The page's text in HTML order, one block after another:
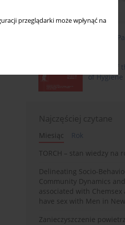
przeglądarki może wpłynąć na
Roczniki
Annals
of Hygiene
Najczęściej czytane
Miesiąc
Rok
TORCH – stan wiedzy na
Delineating Socio-
Community Dynamics
associated with
have sex with Men in
Zanieczyszczenie